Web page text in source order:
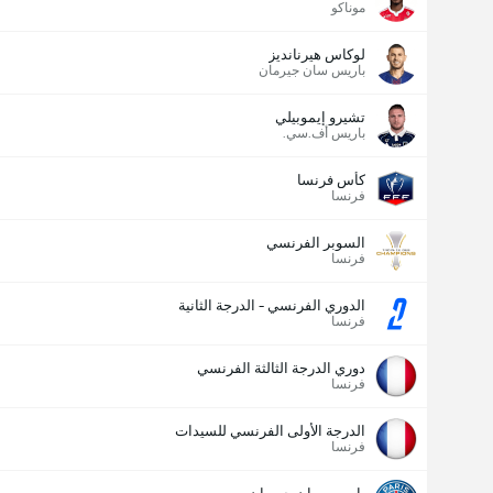
موناكو
لوكاس هيرنانديز
باريس سان جيرمان
تشيرو إيموبيلي
باريس أف.سي.
كأس فرنسا
فرنسا
السوبر الفرنسي
فرنسا
الدوري الفرنسي - الدرجة الثانية
فرنسا
دوري الدرجة الثالثة الفرنسي
فرنسا
الدرجة الأولى الفرنسي للسيدات
فرنسا